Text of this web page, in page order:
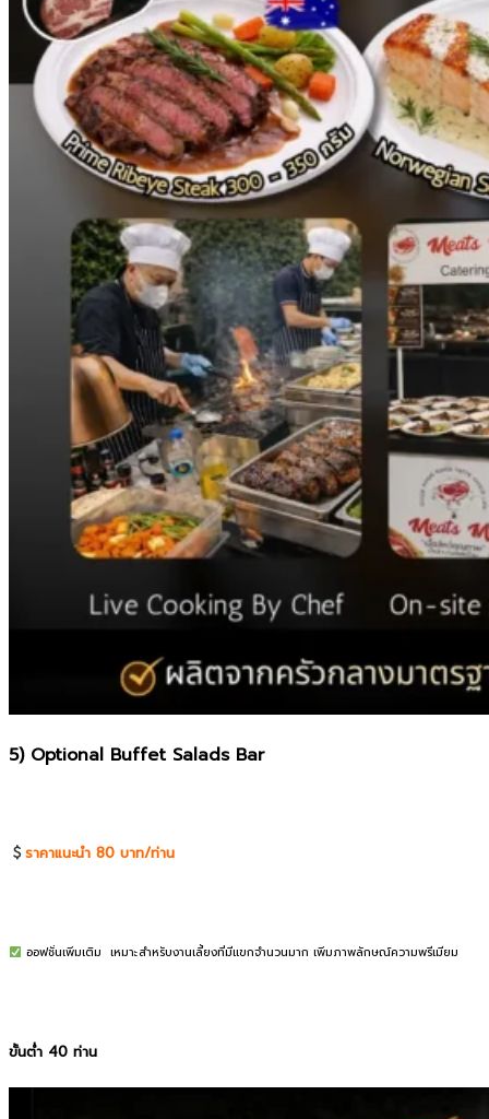
5) Optional Buffet Salads Bar
ราคาแนะนำ 80 บาท/ท่าน
ออฟชั่นเพิ่มเติมเหมาะสำหรับงานเลี้ยงที่มีแขกจำนวนมาก เพิ่มภาพลักษณ์ความพรีเมียม
ขั้นต่ำ 40 ท่าน